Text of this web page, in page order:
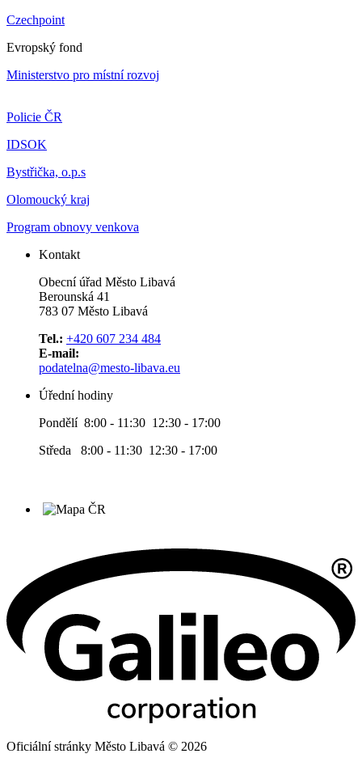
Czechpoint
Evropský fond
Ministerstvo pro místní rozvoj
Policie ČR
IDSOK
Bystřička, o.p.s
Olomoucký kraj
Program obnovy venkova
Kontakt
Obecní úřad Město Libavá
Berounská 41
783 07 Město Libavá
Tel.: +420 607 234 484
E-mail:
podatelna@mesto-libava.eu
Úřední hodiny
Pondělí 8:00 - 11:30 12:30 - 17:00
Středa 8:00 - 11:30 12:30 - 17:00
Oficiální stránky Město Libavá © 2026